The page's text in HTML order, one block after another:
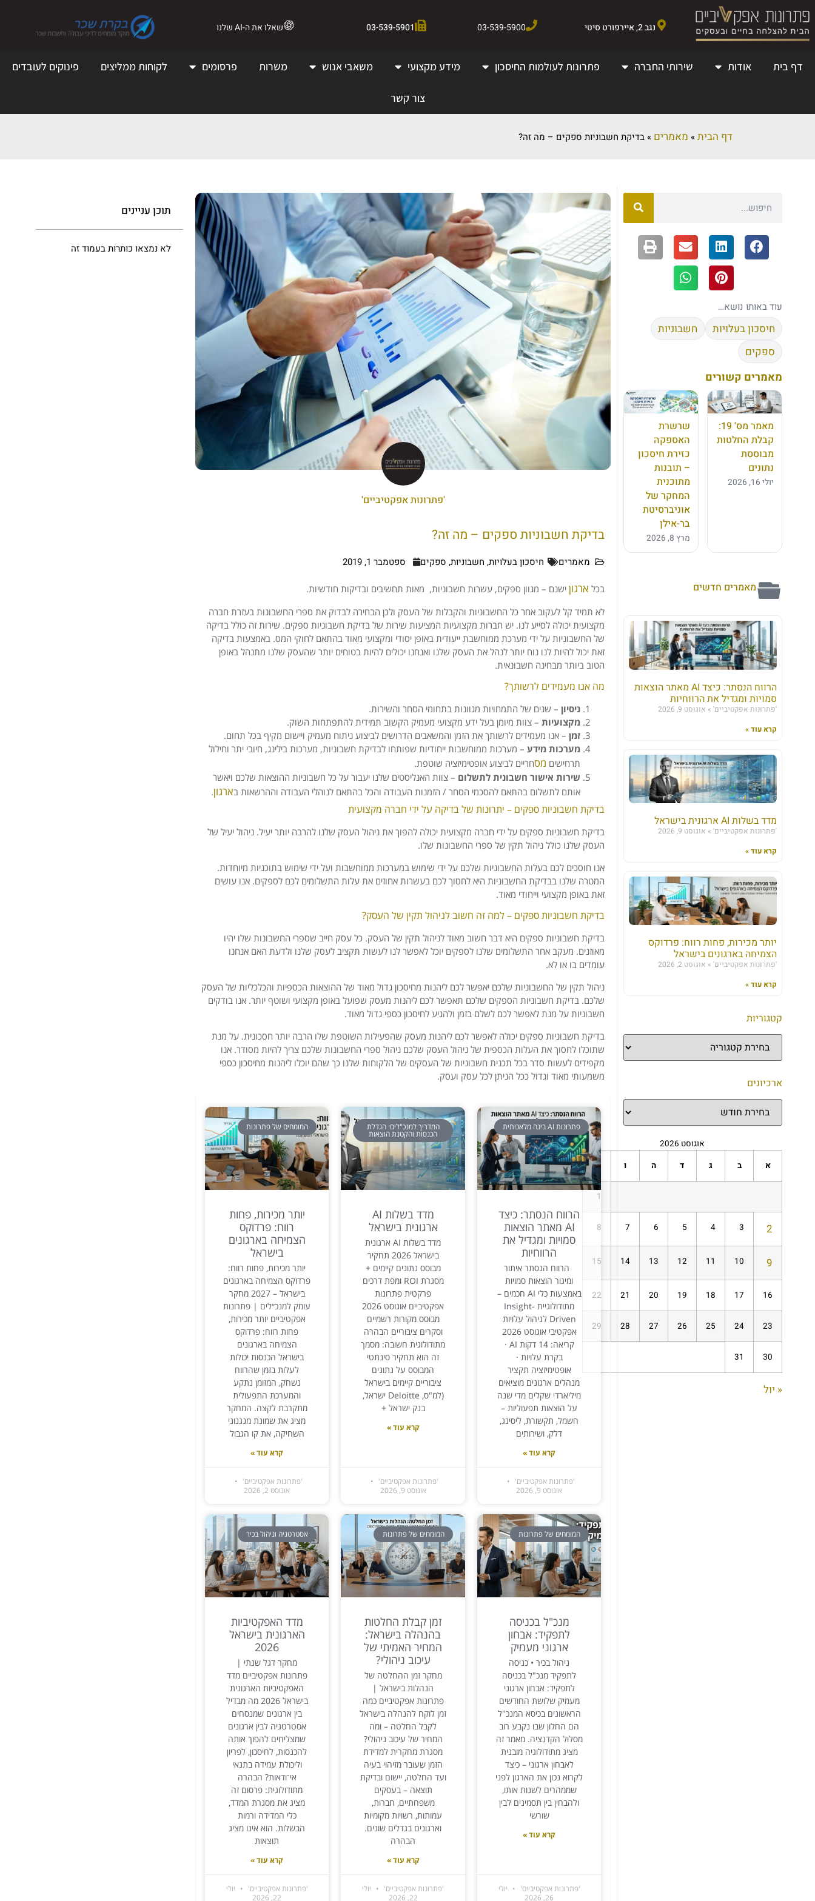
נגב 2, איירפורט סיטי 03-539-5900
03-539-5901 שאלו את ה-AI שלנו
דף בית אודות שירותי החברה פתרונות לעולמות החיסכון מידע מקצועי משאבי אנוש משרות פרסומים לקוחות ממליצים פינוקים לעובדים
צור קשר
דף הבית» מאמרים » בדיקת חשבוניות ספקים – מה זה?
עוד באותו נושא…
חיסכון בעלויות
חשבוניות
ספקים
מאמרים קשורים
מאמר מס' 19:
קבלת החלטות
מבוססת
נתונים
יולי 16, 2026
שרשרת
האספקה
כזירת חיסכון
– תובנות
מתוכנית
המחקר של
אוניברסיטת
בר-אילן
מרץ 8, 2026
מאמרים חדשים
הרווח הנסתר: כיצד AI מאתר הוצאות
סמויות ומגדיל את הרווחיות
'פתרונות אפקטיביים'
אוגוסט 9, 2026
קרא עוד »
מדד בשלות AI ארגונית בישראל
'פתרונות אפקטיביים'
אוגוסט 9, 2026
קרא עוד »
יותר מכירות, פחות רווח: פרדוקס
הצמיחה בארגונים בישראל
'פתרונות אפקטיביים'
אוגוסט 2, 2026
קרא עוד »
קטגוריות
ארכיונים
אוגוסט 2026
א
ב ג ד ה ו ש
1
2
3
4
5
6
7
8
9
10
11
12
13
14
15
16
17
18
19
20
21
22
23
24
25
26
27
28
29
30
31
« יול
'פתרונות אפקטיביים'
בדיקת חשבוניות ספקים – מה זה?
מאמרים חיסכון בעלויות, חשבוניות, ספקים ספטמבר 1, 2019
בכל ארגוןישנם – מגוון ספקים, עשרות חשבוניות, מאות תחשיבים ובדיקות חודשיות.
לא תמיד קל לעקוב אחר כל החשבוניות והקבלות של העסק ולכן הבחירה לבדוק את ספרי החשבונות בעזרת חברה
מקצועית יכולה לסייע לנו. יש חברות מקצועיות המציעות שירות של בדיקת חשבוניות ספקים. שירות זה כולל בדיקה
של החשבוניות על ידי מערכת ממוחשבת ייעודית באופן יסודי ומקצועי מאוד בהתאם לחוקי המס. באמצעות בדיקה
זאת יכול להיות לנו נוח יותר לנהל את העסק שלנו ואנחנו יכולים להיות בטוחים יותר שהעסק שלנו מתנהל באופן
הטוב ביותר מבחינה חשבונאית.
מה אנו מעמידים לרשותך?
ניסיון– שנים של התמחויות מגוונות בתחומי הסחר והשירות.
מקצועיות– צוות מיומן בעל ידע מקצועי מעמיק הקשוב תמידית להתפתחות השוק.
זמן– אנו מעמידים לרשותך את הזמן והמשאבים הדרושים לביצוע ניתוח מעמיק ויישום מקיף בכל תחום.
מערכות מידע– מערכות ממוחשבות ייחודיות שפותחו לבדיקת חשבוניות, מערכות בילינג, חיובי יתר וחילול
תרחישים מסחריים לביצוע אופטימיזציה שוטפת.
שירות אישור חשבונית לתשלום – צוות האנליסטים שלנו יעבור על כל חשבוניות ההוצאות שלכם ויאשר
אותם לתשלום בהתאם להסכמי הסחר / הזמנות העבודה והכל בהתאם לנוהלי העבודה וההרשאות בארגון.
בדיקת חשבוניות ספקים – יתרונות של בדיקה על ידי חברה מקצועית
בדיקת חשבוניות ספקים על ידי חברה מקצועית יכולה להפוך את ניהול העסק שלנו להרבה יותר יעיל. ניהול יעיל של
העסק שלנו כולל ניהול תקין של ספרי החשבונות שלו.
אנו חוסכים לכם בעלות החשבוניות שלכם על ידי שימוש במערכות ממוחשבות ועל ידי שימוש בתוכניות מיוחדות.
המטרה שלנו בבדיקת החשבוניות היא לחסוך לכם בעשרות אחוזים את עלות התשלומים לכם לספקים. אנו עושים
זאת באופן מקצועי וייחודי מאוד.
בדיקת חשבוניות ספקים – למה זה חשוב לניהול תקין של העסק?
בדיקת חשבוניות ספקים היא דבר חשוב מאוד לניהול תקין של העסק. כל עסק חייב שספרי החשבונות שלו יהיו
מאוזנים. מעקב אחר התשלומים שלנו לספקים יוכל לאפשר לנו לעשות תקציב לעסק שלנו ולדעת האם אנחנו
עומדים בו או לא.
ניהול תקין של החשבוניות שלכם יאפשר לכם ליהנות מחיסכון גדול מאוד של ההוצאות הכספיות והכלכליות של העסק
שלכם. בדיקת חשבוניות הספקים שלכם תאפשר לכם ליהנות מעסק שפועל באופן מקצועי ושוטף יותר. אנו בודקים
חשבוניות על מנת לאפשר לכם לשלם בזמן ולהגיע לחיסכון כספי גדול מאוד.
בדיקת חשבוניות ספקים יכולה לאפשר לכם ליהנות מעסק שהפעילות השוטפת שלו הרבה יותר חסכונית. על מנת
שתוכלו לחסוך את העלות הכספית של ניהול העסק שלכם ניהול ספרי החשבונות שלכם צריך להיות מסודר. אנו
מקפידים לעשות סדר בכל תכנית חשבוניות של העסקים של הלקוחות שלנו כך שהם יוכלו ליהנות מחיסכון כספי
משמעותי מאוד וגדול ככל הניתן לכל עסק ועסק.
פתרונות AI בינה מלאכותית
הרווח הנסתר: כיצד
AI מאתר הוצאות
סמויות ומגדיל את
הרווחיות
הרווח הנסתר איתור
ומיגור הוצאות סמויות
באמצעות כלי AI חכמים –
מתודולוגיית Insight-
Driven לניהול עלויות
אפקטיבי אוגוסט 2026
קריאה: 14 דקות AI ·
בקרת עלויות ·
אופטימיזציה תקציר
מנהלים ארגונים מוציאים
מיליארדי שקלים מדי שנה
על הוצאות תפעוליות –
חשמל, תקשורת, ליסינג,
דלק, ושירותים
קרא עוד »
'פתרונות אפקטיביים'
אוגוסט 9, 2026
המדריך למנכ"לים: הגדלת
הכנסות והקטנת הוצאות
מדד בשלות AI
ארגונית בישראל
מדד בשלות AI ארגונית
בישראל 2026 תחקיר
מבוסס נתונים קיימים +
מסגרת ROI ומפת דרכים
פרקטית פתרונות
אפקטיביים אוגוסט 2026
מבוסס מקורות רשמיים
וסקרים ציבוריים הבהרה
מתודולוגית חשובה: מסמך
זה הוא תחקיר סינתטי
המבוסס על נתונים
ציבוריים קיימים בישראל
(למ"ס, Deloitte ישראל,
בנק ישראל +
קרא עוד »
'פתרונות אפקטיביים'
אוגוסט 9, 2026
המומחים של פתרונות
יותר מכירות, פחות
רווח: פרדוקס
הצמיחה בארגונים
בישראל
יותר מכירות, פחות רווח:
פרדוקס הצמיחה בארגונים
בישראל – 2027 מחקר
עומק למנכ״לים | פתרונות
אפקטיביים יותר מכירות,
פחות רווח: פרדוקס
הצמיחה בארגונים
בישראל הכנסות יכולות
לעלות בזמן שהרווח
נשחק, המזומן נתקע
והמערכת התפעולית
מתקרבת לקצה. המחקר
מציג את שמונת מנגנוני
השחיקה, את קו הגבול
קרא עוד »
'פתרונות אפקטיביים'
אוגוסט 2, 2026
המומחים של פתרונות
מנכ"ל בכניסה
לתפקיד: אבחון
ארגוני מעמיק
ניהול בכיר • כניסה
לתפקיד מנכ"ל בכניסה
לתפקיד: אבחון ארגוני
מעמיק שלושת החודשים
הראשונים בכיסא המנכ"ל
הם החלון שבו נקבע רוב
מסלול הקדנציה. מאמר זה
מציג מתודולוגיה מובנית
לאבחון ארגוני – כיצד
לקרוא נכון את הארגון לפני
שממהרים לשנות אותו,
ולהבחין בין תסמינים לבין
שורשי
קרא עוד »
'פתרונות אפקטיביים'
יולי
26, 2026
המומחים של פתרונות
זמן קבלת החלטות
בהנהלה בישראל:
המחיר האמיתי של
עיכוב ניהולי?
מחקר זמן ההחלטה של
הנהלות בישראל |
פתרונות אפקטיביים כמה
זמן לוקח להנהלה בישראל
לקבל החלטה – ומה
המחיר של עיכוב ניהולי?
מסגרת מחקרית למדידת
הזמן שעובר מזיהוי בעיה
ועד החלטה, יישום ובדיקת
תוצאה – בעסקים
משפחתיים, חברות,
עמותות, רשויות מקומיות
וארגונים בגדלים שונים.
הבהרה
קרא עוד »
'פתרונות אפקטיביים'
יולי
22, 2026
אסטרטגיה וניהול בכיר
מדד האפקטיביות
הארגונית בישראל
2026
מחקר דגל שנתי |
פתרונות אפקטיביים מדד
האפקטיביות הארגונית
בישראל 2026 מה מבדיל
בין ארגונים שמנסחים
אסטרטגיה לבין ארגונים
שמצליחים להפוך אותה
להכנסות, לחיסכון, לפריון
וליכולת עמידה בתנאי
אי־ודאות? הבהרה
מתודולוגית: פרסום זה
מציג את מסגרת המדד,
כלי המדידה ורמות
הבשלות. הוא אינו מציג
תוצאות
קרא עוד »
'פתרונות אפקטיביים'
יולי
22, 2026
תוכן עניינים
לא נמצאו כותרות בעמוד זה